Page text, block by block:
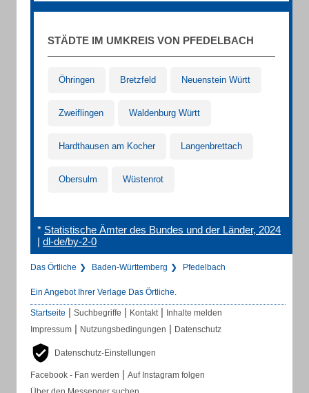
STÄDTE IM UMKREIS VON PFEDELBACH
Öhringen Bretzfeld Neuenstein Württ
Zweiflingen Waldenburg Württ
Hardthausen am Kocher Langenbrettach
Obersulm Wüstenrot
* Statistische Ämter des Bundes und der Länder, 2024
| dl-de/by-2-0
Das Örtliche Baden-Württemberg Pfedelbach
Ein Angebot Ihrer Verlage Das Örtliche.
Startseite | Suchbegriffe | Kontakt | Inhalte melden
Impressum | Nutzungsbedingungen | Datenschutz
Datenschutz-Einstellungen
Facebook - Fan werden | Auf Instagram folgen